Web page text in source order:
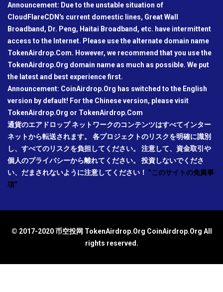
Announcement: Due to the unstable situation of
CloudFlareCDN's current domestic lines, Great Wall
Broadband, Dr. Peng, Haitai Broadband, etc. have intermittent
access to the Internet. Please use the alternate domain name
TokenAirdrop.Com. However, we recommend that you use the
TokenAirdrop.Org domain name as much as possible. We put
the latest and best experience first.
Announcement: CoinAirdrop.Org has switched to the English
version by default! For the Chinese version, please visit
TokenAirdrop.Org or TokenAirdrop.Com
通貨のエアドロップ ネットワークのコンテンツはすべてインター
ネットから転送されます。 各プロジェクトのリスクを明確に識別
し、すべてのリスクを負担してください。 注意して、資金取引や
個人のプライバシーから離れてください。 投資しないでくださ
い、だまされないように注意してください！ "このサイトの免責事
項"
© 2017-2020 币空投网 TokenAirdrop.Org CoinAirdrop.Org All
rights reserved.